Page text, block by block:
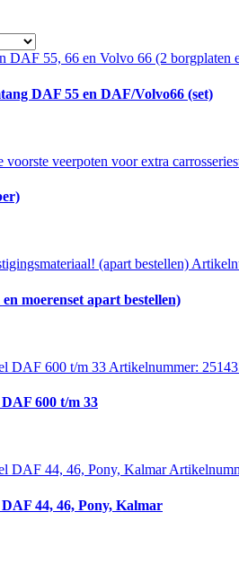
DAF 55 en DAF/Volvo66 (set)
moerenset apart bestellen)
DAF 600 t/m 33
DAF 44, 46, Pony, Kalmar